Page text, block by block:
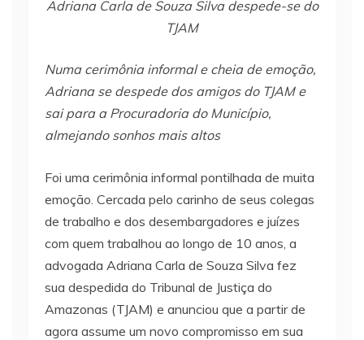
Adriana Carla de Souza Silva despede-se do
TJAM
Numa cerimônia informal e cheia de emoção,
Adriana se despede dos amigos do TJAM e
sai para a Procuradoria do Município,
almejando sonhos mais altos
Foi uma cerimônia informal pontilhada de muita
emoção. Cercada pelo carinho de seus colegas
de trabalho e dos desembargadores e juízes
com quem trabalhou ao longo de 10 anos, a
advogada Adriana Carla de Souza Silva fez
sua despedida do Tribunal de Justiça do
Amazonas (TJAM) e anunciou que a partir de
agora assume um novo compromisso em sua